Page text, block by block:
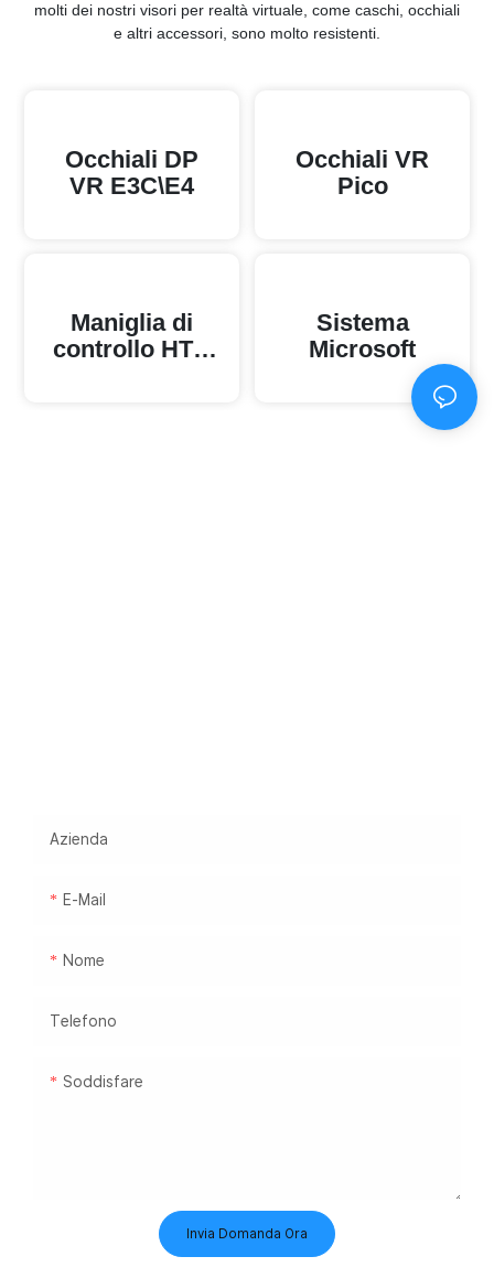
molti dei nostri visori per realtà virtuale, come caschi, occhiali
e altri accessori, sono molto resistenti.
Occhiali DP
VR E3C\E4
Occhiali VR
Pico
Maniglia di
controllo HTC
Sistema
Microsoft
Azienda
E-Mail
Nome
Telefono
Soddisfare
Invia Domanda Ora